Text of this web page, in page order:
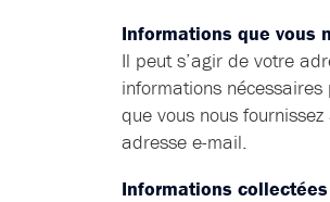
Informations que vous
Il peut s’agir de votre
informations
que vous nous
adresse e-mail.
Informations